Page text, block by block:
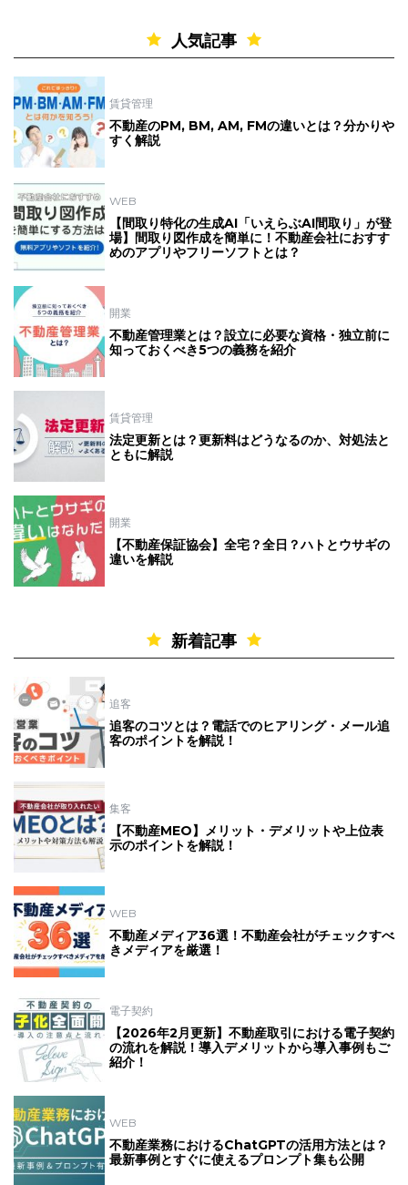
人気記事
賃貸管理
不動産のPM, BM, AM, FMの違いとは？分かりや
すく解説
WEB
【間取り特化の生成AI「いえらぶAI間取り」が登
場】間取り図作成を簡単に！不動産会社におすす
めのアプリやフリーソフトとは？
開業
不動産管理業とは？設立に必要な資格・独立前に
知っておくべき5つの義務を紹介
賃貸管理
法定更新とは？更新料はどうなるのか、対処法と
ともに解説
開業
【不動産保証協会】全宅？全日？ハトとウサギの
違いを解説
新着記事
追客
追客のコツとは？電話でのヒアリング・メール追
客のポイントを解説！
集客
【不動産MEO】メリット・デメリットや上位表
示のポイントを解説！
WEB
不動産メディア36選！不動産会社がチェックすべ
きメディアを厳選！
電子契約
【2026年2月更新】不動産取引における電子契約
の流れを解説！導入デメリットから導入事例もご
紹介！
WEB
不動産業務におけるChatGPTの活用方法とは？
最新事例とすぐに使えるプロンプト集も公開